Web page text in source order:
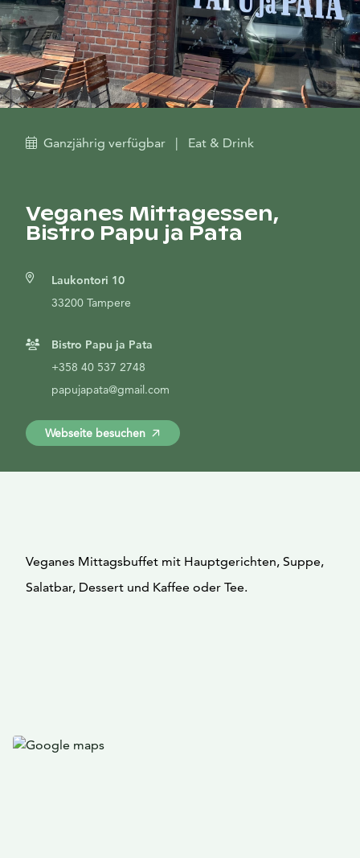
Ganzjährig verfügbar | Eat & Drink
Veganes Mittagessen,
Bistro Papu ja Pata
Laukontori 10
33200 Tampere
Bistro Papu ja Pata
+358 40 537 2748
papujapata@gmail.com
Webseite besuchen
Veganes Mittagsbuffet mit Hauptgerichten, Suppe,
Salatbar, Dessert und Kaffee oder Tee.